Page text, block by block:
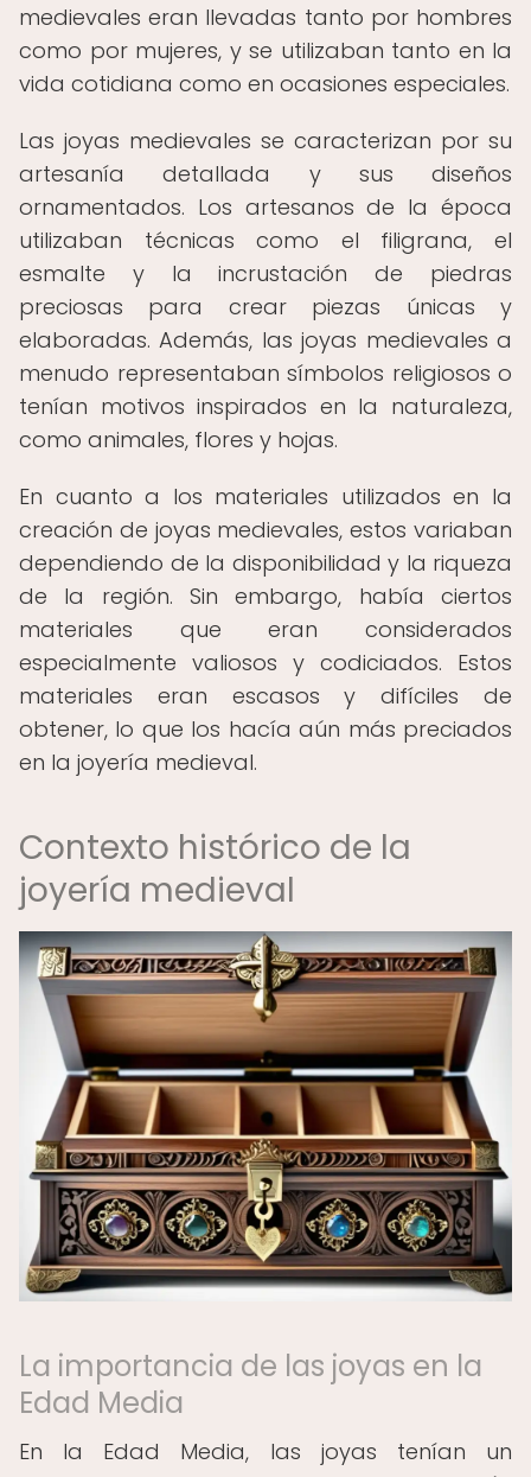
medievales eran llevadas tanto por hombres
como por mujeres, y se utilizaban tanto en la
vida cotidiana como en ocasiones especiales.
Las joyas medievales se caracterizan por su
artesanía detallada y sus diseños
ornamentados. Los artesanos de la época
utilizaban técnicas como el filigrana, el
esmalte y la incrustación de piedras
preciosas para crear piezas únicas y
elaboradas. Además, las joyas medievales a
menudo representaban símbolos religiosos o
tenían motivos inspirados en la naturaleza,
como animales, flores y hojas.
En cuanto a los materiales utilizados en la
creación de joyas medievales, estos variaban
dependiendo de la disponibilidad y la riqueza
de la región. Sin embargo, había ciertos
materiales que eran considerados
especialmente valiosos y codiciados. Estos
materiales eran escasos y difíciles de
obtener, lo que los hacía aún más preciados
en la joyería medieval.
Contexto histórico de la
joyería medieval
La importancia de las joyas en la
Edad Media
En la Edad Media, las joyas tenían un